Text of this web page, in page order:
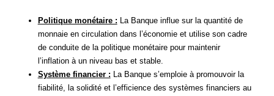
Politique monétaire : La Banque influe sur la quantité de
monnaie en circulation dans l’économie et utilise son cadre
de conduite de la politique monétaire pour maintenir
l’inflation à un niveau bas et stable.
Système financier : La Banque s’emploie à promouvoir la
fiabilité, la solidité et l’efficience des systèmes financiers au